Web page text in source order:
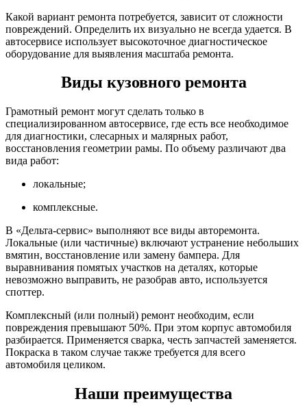
Какой вариант ремонта потребуется, зависит от сложности
повреждений. Определить их визуально не всегда удается. В
автосервисе использует высокоточное диагностическое
оборудование для выявления масштаба ремонта.
Виды кузовного ремонта
Грамотный ремонт могут сделать только в
специализированном автосервисе, где есть все необходимое
для диагностики, слесарных и малярных работ,
восстановления геометрии рамы. По объему различают два
вида работ:
локальные;
комплексные.
В «Дельта-сервис» выполняют все виды авторемонта.
Локальные (или частичные) включают устранение небольших
вмятин, восстановление или замену бампера. Для
выравнивания помятых участков на деталях, которые
невозможно выправить, не разобрав авто, используется
споттер.
Комплексный (или полный) ремонт необходим, если
повреждения превышают 50%. При этом корпус автомобиля
разбирается. Применяется сварка, честь запчастей заменяется.
Покраска в таком случае также требуется для всего
автомобиля целиком.
Наши преимущества